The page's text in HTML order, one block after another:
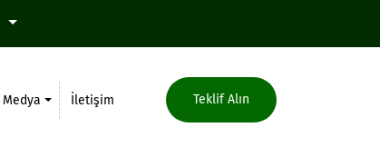
Medya İletişim Teklif Alın